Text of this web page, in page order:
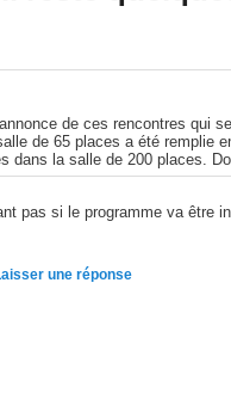
de ces rencontres qui
de 65 places a été remplie
dans la salle de 200 places.
pas si le programme va être
une réponse